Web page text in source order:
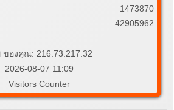
1473870
42905962
ของคุณ: 216.73.217.32
2026-08-07 11:09
Visitors Counter